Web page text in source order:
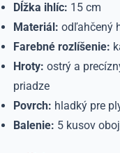
Dĺžka ihlíc: 15 cm
Materiál: odľahčený
Farebné rozlíšenie:
Hroty: ostrý a
priadze
Povrch: hladký pre
Balenie: 5 kusov